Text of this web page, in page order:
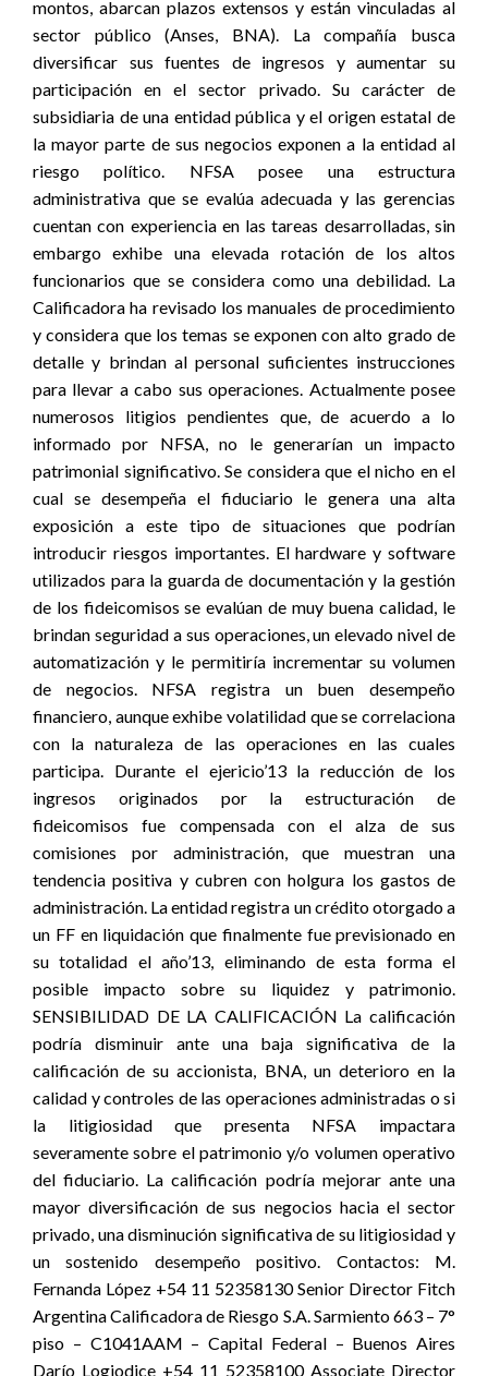
montos, abarcan plazos extensos y están vinculadas al
sector público (Anses, BNA). La compañía busca
diversificar sus fuentes de ingresos y aumentar su
participación en el sector privado. Su carácter de
subsidiaria de una entidad pública y el origen estatal de
la mayor parte de sus negocios exponen a la entidad al
riesgo político. NFSA posee una estructura
administrativa que se evalúa adecuada y las gerencias
cuentan con experiencia en las tareas desarrolladas, sin
embargo exhibe una elevada rotación de los altos
funcionarios que se considera como una debilidad. La
Calificadora ha revisado los manuales de procedimiento
y considera que los temas se exponen con alto grado de
detalle y brindan al personal suficientes instrucciones
para llevar a cabo sus operaciones. Actualmente posee
numerosos litigios pendientes que, de acuerdo a lo
informado por NFSA, no le generarían un impacto
patrimonial significativo. Se considera que el nicho en el
cual se desempeña el fiduciario le genera una alta
exposición a este tipo de situaciones que podrían
introducir riesgos importantes. El hardware y software
utilizados para la guarda de documentación y la gestión
de los fideicomisos se evalúan de muy buena calidad, le
brindan seguridad a sus operaciones, un elevado nivel de
automatización y le permitiría incrementar su volumen
de negocios. NFSA registra un buen desempeño
financiero, aunque exhibe volatilidad que se correlaciona
con la naturaleza de las operaciones en las cuales
participa. Durante el ejericio’13 la reducción de los
ingresos originados por la estructuración de
fideicomisos fue compensada con el alza de sus
comisiones por administración, que muestran una
tendencia positiva y cubren con holgura los gastos de
administración. La entidad registra un crédito otorgado a
un FF en liquidación que finalmente fue previsionado en
su totalidad el año’13, eliminando de esta forma el
posible impacto sobre su liquidez y patrimonio.
SENSIBILIDAD DE LA CALIFICACIÓN La calificación
podría disminuir ante una baja significativa de la
calificación de su accionista, BNA, un deterioro en la
calidad y controles de las operaciones administradas o si
la litigiosidad que presenta NFSA impactara
severamente sobre el patrimonio y/o volumen operativo
del fiduciario. La calificación podría mejorar ante una
mayor diversificación de sus negocios hacia el sector
privado, una disminución significativa de su litigiosidad y
un sostenido desempeño positivo. Contactos: M.
Fernanda López +54 11 52358130 Senior Director Fitch
Argentina Calificadora de Riesgo S.A. Sarmiento 663 – 7°
piso – C1041AAM – Capital Federal – Buenos Aires
Darío Logiodice +54 11 52358100 Associate Director